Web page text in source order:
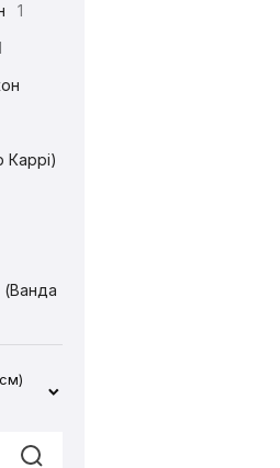
1
Каррі)
(Ванда